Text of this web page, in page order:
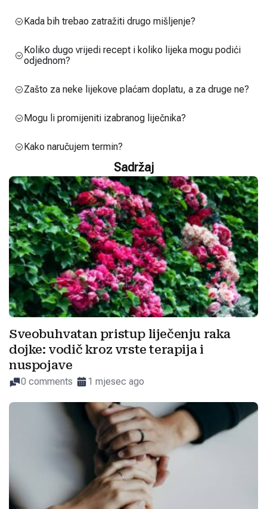
Kada bih trebao zatražiti drugo mišljenje?
Koliko dugo vrijedi recept i koliko lijeka mogu podići
odjednom?
Zašto za neke lijekove plaćam doplatu, a za druge ne?
Mogu li promijeniti izabranog liječnika?
Kako naručujem termin?
Sadržaj
Sveobuhvatan pristup liječenju raka
dojke: vodič kroz vrste terapija i
nuspojave
0 comments 1 mjesec ago